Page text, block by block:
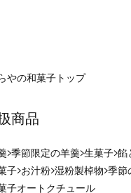
やの和菓子 トップ
商品
季節限定の羊羹 生菓子 餡
子 お汁粉 湿粉製棹物 季節
子オートクチュール